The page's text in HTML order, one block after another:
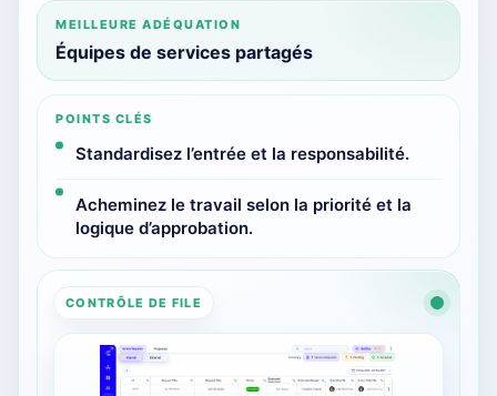
MEILLEURE ADÉQUATION
Équipes de services partagés
POINTS CLÉS
Standardisez l’entrée et la responsabilité.
Acheminez le travail selon la priorité et la
logique d’approbation.
CONTRÔLE DE FILE